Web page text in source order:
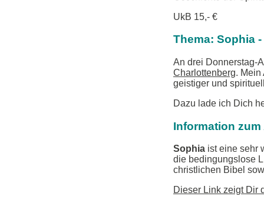
UkB 15,- €
Thema: Sophia
An drei Donnerstag-
Charlottenberg. Mein
geistiger und
Dazu lade ich Dich
Information
Sophia ist eine sehr
die bedingungslose
christlichen Bibel
Dieser Link zeigt Dir